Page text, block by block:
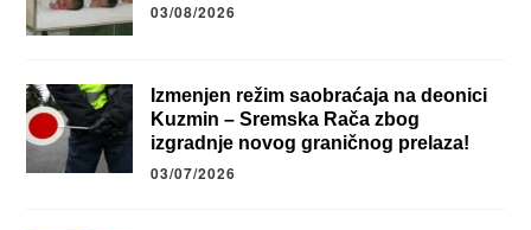
03/08/2026
Izmenjen režim saobraćaja na deonici
Kuzmin – Sremska Rača zbog
izgradnje novog graničnog prelaza!
03/07/2026